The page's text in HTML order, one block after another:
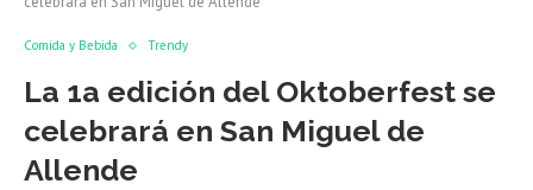
Comida y Bebida Trendy
La 1a edición del Oktoberfest se
celebrará en San Miguel de
Allende